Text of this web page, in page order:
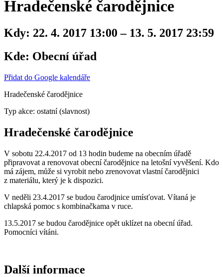
Hradečenské čarodějnice
Kdy: 22. 4. 2017 13:00 – 13. 5. 2017 23:59
Kde: Obecní úřad
Přidat do Google kalendáře
Hradečenské čarodějnice
Typ akce: ostatní (slavnost)
Hradečenské čarodějnice
V sobotu 22.4.2017 od 13 hodin budeme na obecním úřadě
připravovat a renovovat obecní čarodějnice na letošní vyvěšení. Kdo
má zájem, může si vyrobit nebo zrenovovat vlastní čarodějnici
z materiálu, který je k dispozici.
V neděli 23.4.2017 se budou čarodjnice umísťovat. Vítaná je
chlapská pomoc s kombinačkama v ruce.
13.5.2017 se budou čarodějnice opět uklízet na obecní úřad.
Pomocníci vítáni.
Další informace